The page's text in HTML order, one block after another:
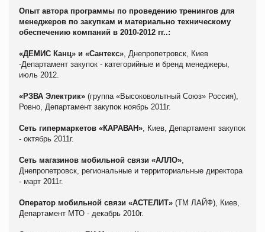
Опыт автора программы по проведению тренингов для
менеджеров по закупкам и материально техническому
обеспечению компаний в 2010-2012 гг..:
«ДЕМИС Канц» и «Сантекс» , Днепропетровск, Киев
-Департамент закупок - категорийные и бренд менеджеры,
июль 2012.
«РЗВА Электрик» (группа «Высоковольтный Союз» Россия),
Ровно, Департамент закупок ноябрь 2011г.
Сеть гипермаркетов «КАРАВАН» , Киев, Департамент закупок
- октябрь 2011г.
Сеть магазинов мобильной связи «АЛЛО»
Днепропетровск, региональные и территориальные директора
- март 2011г.
Оператор мобильной связи «АСТЕЛИТ» (ТМ ЛАЙФ), Киев,
Департамент МТО - декабрь 2010г.